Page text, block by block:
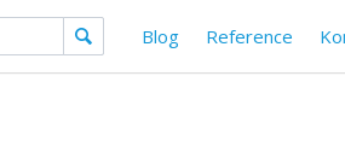
Blog Reference